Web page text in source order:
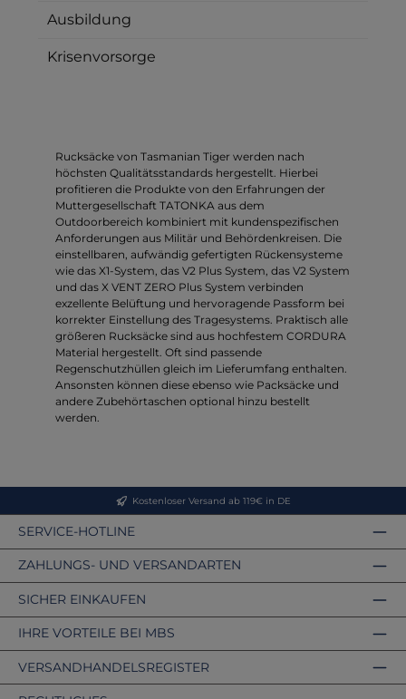
Ausbildung
Krisenvorsorge
Rucksäcke von Tasmanian Tiger werden nach
höchsten Qualitätsstandards hergestellt. Hierbei
profitieren die Produkte von den Erfahrungen der
Muttergesellschaft TATONKA aus dem
Outdoorbereich kombiniert mit kundenspezifischen
Anforderungen aus Militär und Behördenkreisen. Die
einstellbaren, aufwändig gefertigten Rückensysteme
wie das X1-System, das V2 Plus System, das V2 System
und das X VENT ZERO Plus System verbinden
exzellente Belüftung und hervoragende Passform bei
korrekter Einstellung des Tragesystems. Praktisch alle
größeren Rucksäcke sind aus hochfestem CORDURA
Material hergestellt. Oft sind passende
Regenschutzhüllen gleich im Lieferumfang enthalten.
Ansonsten können diese ebenso wie Packsäcke und
andere Zubehörtaschen optional hinzu bestellt
werden.
Kostenloser Versand ab 119€ in DE
SERVICE-HOTLINE
ZAHLUNGS- UND VERSANDARTEN
VERSANDHANDELSREGISTER
SICHER EINKAUFEN
IHRE VORTEILE BEI MBS